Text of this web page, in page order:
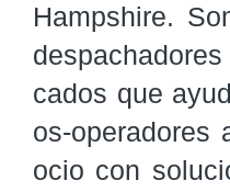
Hampshire.
cados que
os-operadores
ocio con